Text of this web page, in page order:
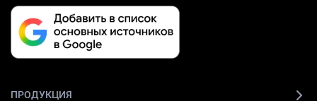
ПРОДУКЦИЯ